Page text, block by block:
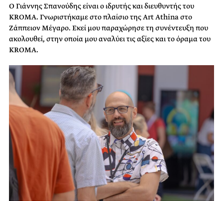
Ο Γιάννης Σπανούδης είναι ο ιδρυτής και διευθυντής του
KROMA. Γνωριστήκαμε στο πλαίσιο της Art Athina στο
Ζάππειον Μέγαρο. Εκεί μου παραχώρησε τη συνέντευξη που
ακολουθεί, στην οποία μου αναλύει τις αξίες και το όραμα του
KROMA.